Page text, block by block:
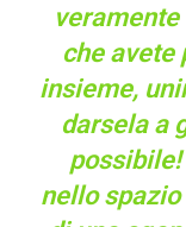
che avete
insieme,
darsela a
possibile!
nello